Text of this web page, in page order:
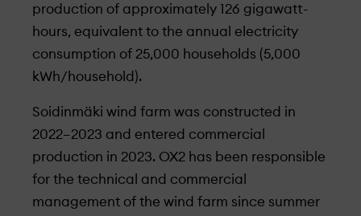
production of approximately 126 gigawatt-
hours, equivalent to the annual electricity
consumption of 25,000 households (5,000
kWh/household).
Soidinmäki wind farm was constructed in
2022–2023 and entered commercial
production in 2023. OX2 has been responsible
for the technical and commercial
management of the wind farm since summer